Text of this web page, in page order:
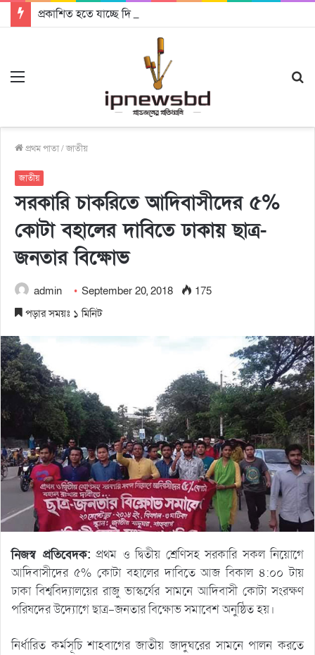
প্রকাশিত হতে যাচ্ছে দি রাবুগার নতুন গান ‘Baljanggi’
প্রথম পাতা/জাতীয়
জাতীয়
সরকারি চাকরিতে আদিবাসীদের ৫%
কোটা বহালের দাবিতে ঢাকায় ছাত্র-
জনতার বিক্ষোভ
admin September 20, 2018
175
পড়ার সময়ঃ ১ মিনিট
নিজস্ব প্রতিবেদক: প্রথম ও দ্বিতীয় শ্রেণিসহ সরকারি সকল নিয়োগে
আদিবাসীদের ৫% কোটা বহালের দাবিতে আজ বিকাল ৪:০০ টায়
ঢাকা বিশ্ববিদ্যালয়ের রাজু ভাস্কর্যের সামনে আদিবাসী কোটা সংরক্ষণ
পরিষদের উদ্যোগে ছাত্র-জনতার বিক্ষোভ সমাবেশ অনুষ্ঠিত হয়।
নির্ধারিত কর্মসূচি শাহবাগের জাতীয় জাদুঘরের সামনে পালন করতে